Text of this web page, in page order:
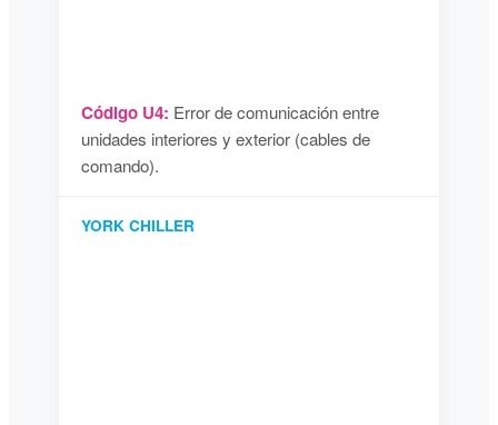
Código U4: Error de comunicación entre
unidades interiores y exterior (cables de
comando).
YORK CHILLER